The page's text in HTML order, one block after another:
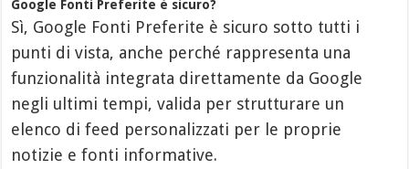
Google Fonti Preferite è sicuro?
Sì, Google Fonti Preferite è sicuro sotto tutti i
punti di vista, anche perché rappresenta una
funzionalità integrata direttamente da Google
negli ultimi tempi, valida per strutturare un
elenco di feed personalizzati per le proprie
notizie e fonti informative.